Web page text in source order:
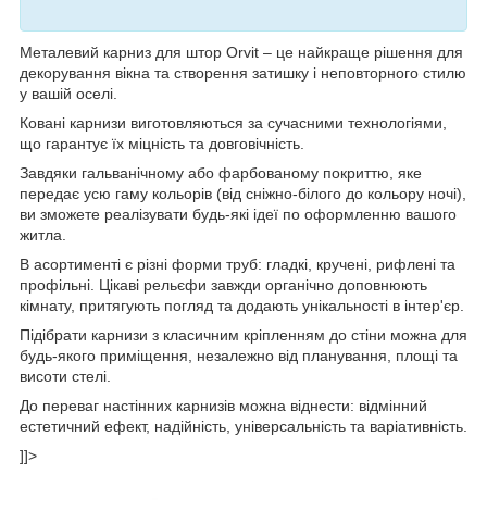
Металевий карниз для штор Orvit – це найкраще рішення для
декорування вікна та створення затишку і неповторного стилю
у вашій оселі.
Ковані карнизи виготовляються за сучасними технологіями,
що гарантує їх міцність та довговічність.
Завдяки гальванічному або фарбованому покриттю, яке
передає усю гаму кольорів (від сніжно-білого до кольору ночі),
ви зможете реалізувати будь-які ідеї по оформленню вашого
житла.
В асортименті є різні форми труб: гладкі, кручені, рифлені та
профільні. Цікаві рельєфи завжди органічно доповнюють
кімнату, притягують погляд та додають унікальності в інтер'єр.
Підібрати карнизи з класичним кріпленням до стіни можна для
будь-якого приміщення, незалежно від планування, площі та
висоти стелі.
До переваг настінних карнизів можна віднести: відмінний
естетичний ефект, надійність, універсальність та варіативність.
]]>